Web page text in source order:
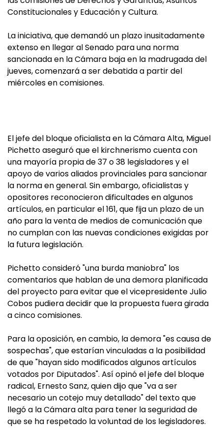
Constitucionales y Educación y Cultura.
La iniciativa, que demandó un plazo inusitadamente
extenso en llegar al Senado para una norma
sancionada en la Cámara baja en la madrugada del
jueves, comenzará a ser debatida a partir del
miércoles en comisiones.
El jefe del bloque oficialista en la Cámara Alta, Miguel
Pichetto aseguró que el kirchnerismo cuenta con
una mayoría propia de 37 o 38 legisladores y el
apoyo de varios aliados provinciales para sancionar
la norma en general. Sin embargo, oficialistas y
opositores reconocieron dificultades en algunos
artículos, en particular el 161, que fija un plazo de un
año para la venta de medios de comunicación que
no cumplan con las nuevas condiciones exigidas por
la futura legislación.
Pichetto consideró "una burda maniobra" los
comentarios que hablan de una demora planificada
del proyecto para evitar que el vicepresidente Julio
Cobos pudiera decidir que la propuesta fuera girada
a cinco comisiones.
Para la oposición, en cambio, la demora "es causa de
sospechas", que estarían vinculadas a la posibilidad
de que "hayan sido modificados algunos artículos
votados por Diputados". Así opinó el jefe del bloque
radical, Ernesto Sanz, quien dijo que "va a ser
necesario un cotejo muy detallado" del texto que
llegó a la Cámara alta para tener la seguridad de
que se ha respetado la voluntad de los legisladores.